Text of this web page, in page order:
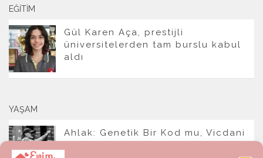
EĞITIM
Gül Karen Aça, prestijli
üniversitelerden tam burslu kabul
aldı
YAŞAM
Ahlak: Genetik Bir Kod mu, Vicdani